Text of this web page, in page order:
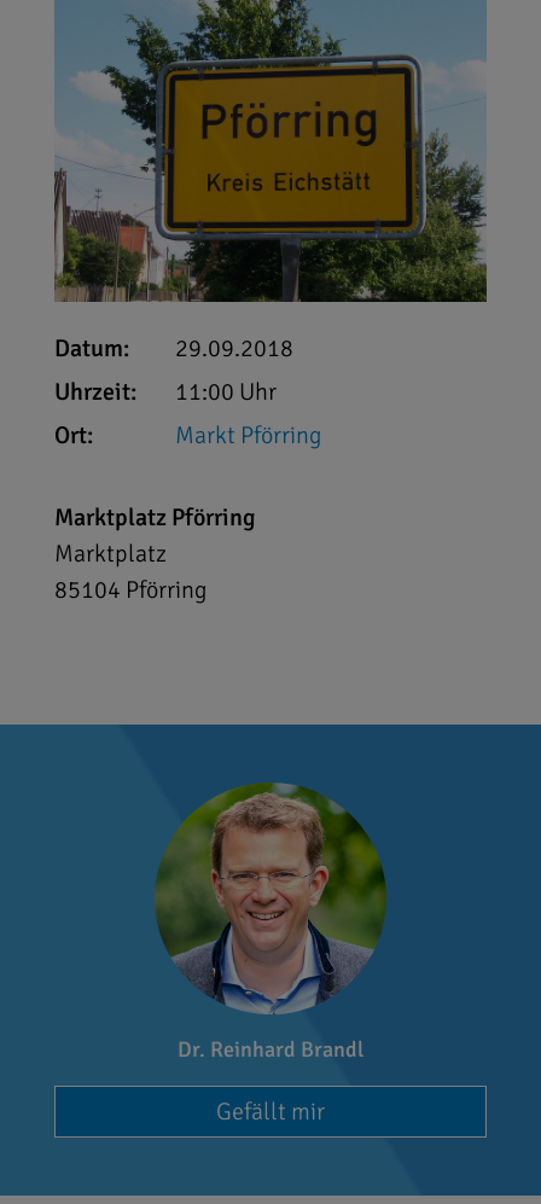
Datum:
29.09.2018
Uhrzeit:
11:00 Uhr
Ort:
Markt Pförring
Marktplatz Pförring
Marktplatz
85104 Pförring
Dr. Reinhard Brandl
Gefällt mir